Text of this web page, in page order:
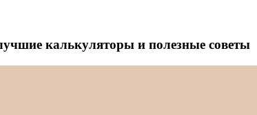
калькуляторы и полезные советы